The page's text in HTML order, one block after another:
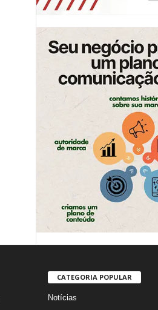
CATEGORIA POPULAR
Notícias